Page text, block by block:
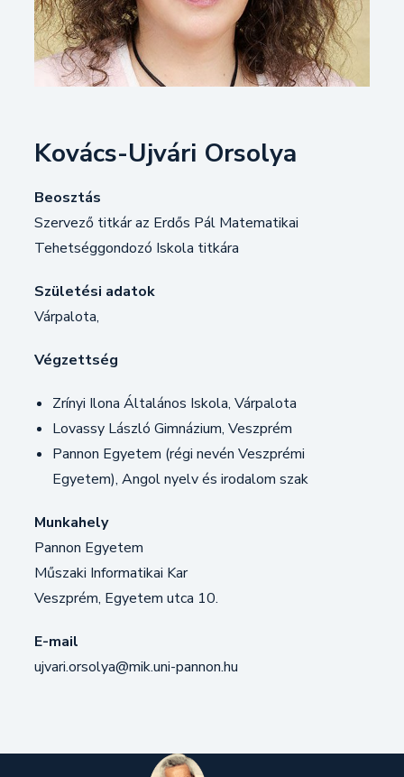
Kovács-Ujvári Orsolya
Beosztás
Szervező titkár az Erdős Pál Matematikai
Tehetséggondozó Iskola titkára
Születési adatok
Várpalota,
Végzettség
Zrínyi Ilona Általános Iskola, Várpalota
Lovassy László Gimnázium, Veszprém
Pannon Egyetem (régi nevén Veszprémi
Egyetem), Angol nyelv és irodalom szak
Munkahely
Pannon Egyetem
Műszaki Informatikai Kar
Veszprém, Egyetem utca 10.
E-mail
ujvari.orsolya@mik.uni-pannon.hu